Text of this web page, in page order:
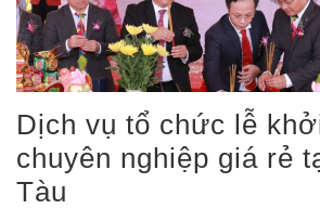
Dịch vụ tổ chức lễ
chuyên nghiệp giá rẻ
Tàu